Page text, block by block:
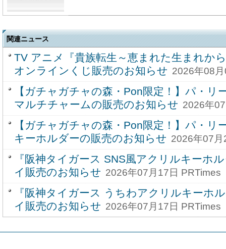
関連ニュース
TV アニメ『貴族転生～恵まれた生まれか
オンラインくじ販売のお知らせ 2026年08
【ガチャガチャの森・Pon限定！】パ・リ
マルチチャームの販売のお知らせ 2026年
【ガチャガチャの森・Pon限定！】パ・リ
キーホルダーの販売のお知らせ 2026年07
『阪神タイガース SNS風アクリルキーホ
イ販売のお知らせ 2026年07月17日 PRTimes
『阪神タイガース うちわアクリルキーホ
イ販売のお知らせ 2026年07月17日 PRTimes